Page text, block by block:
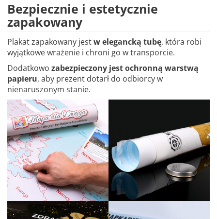
Bezpiecznie i estetycznie
zapakowany
Plakat zapakowany jestw elegancką tubę, która robi
wyjątkowe wrażenie i chroni go w transporcie.
Dodatkowo zabezpieczony jest ochronną warstwą
papieru, aby prezent dotarł do odbiorcy w
nienaruszonym stanie.